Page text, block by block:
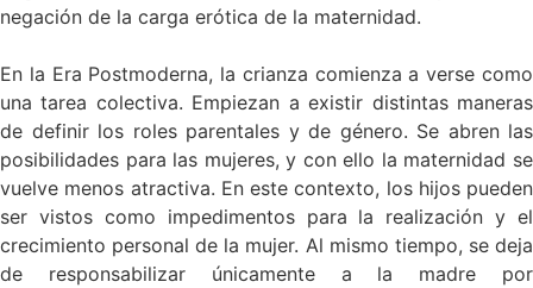
negación de la carga erótica de la maternidad.
En la Era Postmoderna, la crianza comienza a verse como
una tarea colectiva. Empiezan a existir distintas maneras
de definir los roles parentales y de género. Se abren las
posibilidades para las mujeres, y con ello la maternidad se
vuelve menos atractiva. En este contexto, los hijos pueden
ser vistos como impedimentos para la realización y el
crecimiento personal de la mujer. Al mismo tiempo, se deja
de responsabilizar únicamente a la madre por